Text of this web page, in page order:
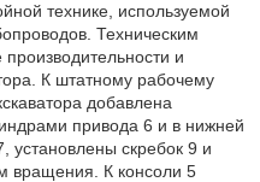
технике, используемой
Техническим
и
К штатному рабочему
добавлена
привода 6 и в нижней
установлены скребок 9 и
вращения. К консоли 5